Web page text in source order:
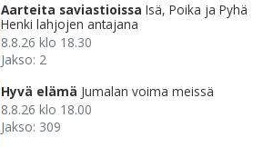
Aarteita saviastioissa Isä, Poika ja Pyhä
Henki lahjojen antajana
8.8.26 klo 18.30
Jakso: 2
Hyvä elämä Jumalan voima meissä
8.8.26 klo 18.00
Jakso: 309